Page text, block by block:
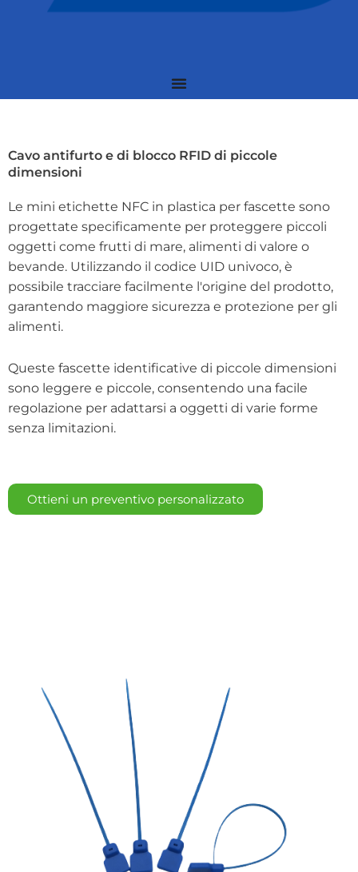
Cavo antifurto e di blocco RFID di piccole
dimensioni
Le mini etichette NFC in plastica per fascette sono
progettate specificamente per proteggere piccoli
oggetti come frutti di mare, alimenti di valore o
bevande. Utilizzando il codice UID univoco, è
possibile tracciare facilmente l'origine del prodotto,
garantendo maggiore sicurezza e protezione per gli
alimenti.
Queste fascette identificative di piccole dimensioni
sono leggere e piccole, consentendo una facile
regolazione per adattarsi a oggetti di varie forme
senza limitazioni.
Ottieni un preventivo personalizzato